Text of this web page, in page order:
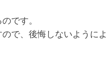
です。
ので、後悔しないようによ